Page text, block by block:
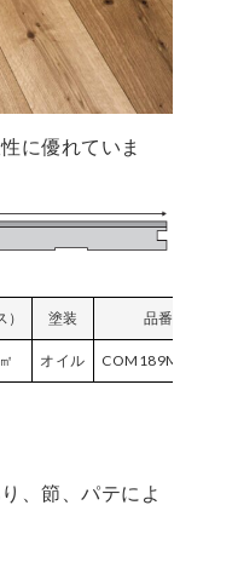
に優れていま
塗装 品番
オイル COM189MF-RU
、節、パテによ